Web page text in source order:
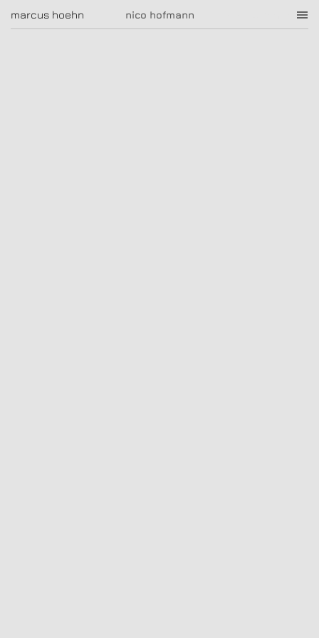
nico hofmann
marcus hoehn marcus hoehn
|